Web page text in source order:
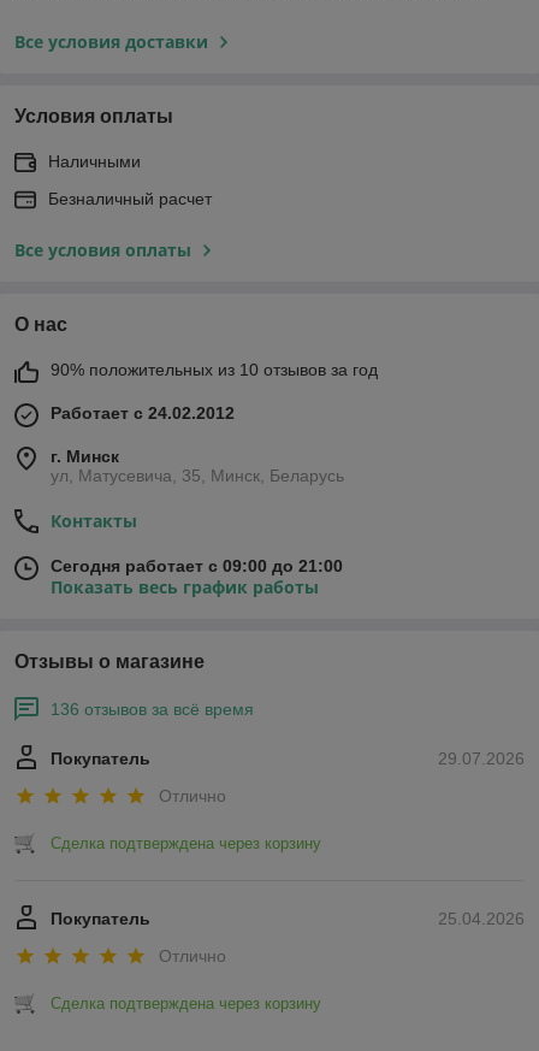
Все условия доставки
Условия оплаты
Наличными
Безналичный расчет
Все условия оплаты
О нас
90% положительных из 10 отзывов за год
Работает с 24.02.2012
г. Минск
ул, Матусевича, 35, Минск, Беларусь
Контакты
Сегодня работает с 09:00 до 21:00
Показать весь график работы
Отзывы о магазине
136 отзывов за всё время
29.07.2026
Покупатель
Отлично
Сделка подтверждена через корзину
25.04.2026
Покупатель
Отлично
Сделка подтверждена через корзину